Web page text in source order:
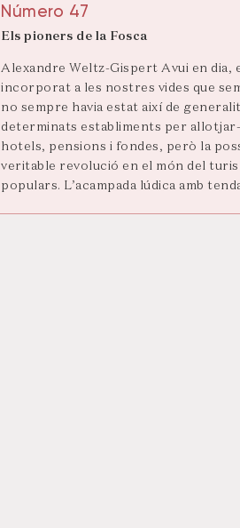
Número 47
Els pioners de la Fosca
Alexandre Weltz-Gispert Avui en dia,
incorporat a les nostres vides que
no sempre havia estat així de
determinats establiments per
hotels, pensions i fondes, però la
veritable revolució en el món del
populars. L’acampada lúdica amb